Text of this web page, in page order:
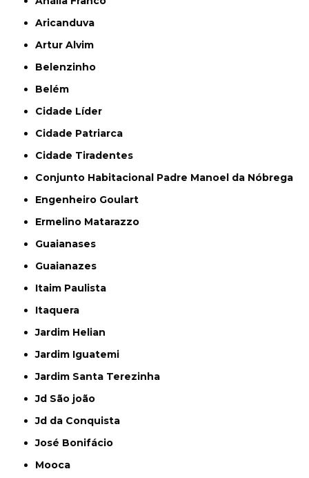
Aricanduva
Artur Alvim
Belenzinho
Belém
Cidade Líder
Cidade Patriarca
Cidade Tiradentes
Conjunto Habitacional Padre Manoel da Nóbrega
Engenheiro Goulart
Ermelino Matarazzo
Guaianases
Guaianazes
Itaim Paulista
Itaquera
Jardim Helian
Jardim Iguatemi
Jardim Santa Terezinha
Jd São joão
Jd da Conquista
José Bonifácio
Mooca